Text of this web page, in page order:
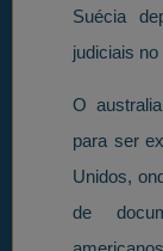
Suécia
judiciais
O
para ser
Unidos,
de